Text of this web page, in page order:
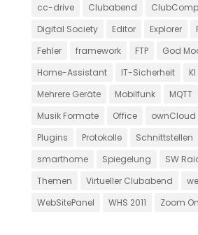
cc-drive
Clubabend
Digital Society
Editor Explorer
Fehler
framework FTP God
Home-Assistant
IT-Sicherheit KI
Mehrere Geräte
Mobilfunk MQTT
Musik Formate
Office ownCloud
Plugins
Protokolle Schnittstellen
smarthome
Spiegelung SW
Themen
Virtueller Clubabend
WebSitePanel
WHS 2011 Zoom